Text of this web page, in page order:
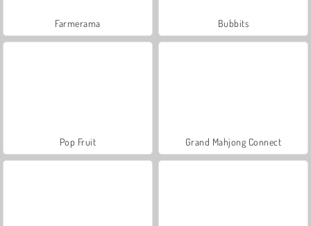
Farmerama Bubbits
Pop Fruit Grand Mahjong Connect